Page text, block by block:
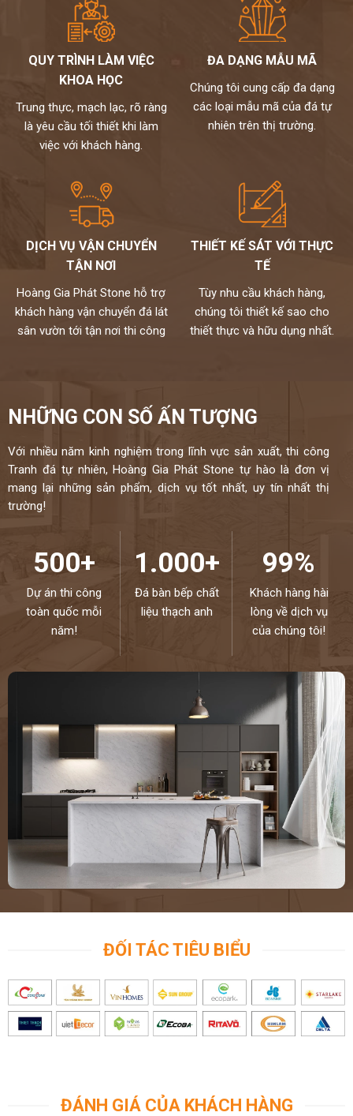
QUY TRÌNH LÀM VIỆC
KHOA HỌC
Trung thực, mạch lạc, rõ ràng
là yêu cầu tối thiết khi làm
việc với khách hàng.
ĐA DẠNG MẪU MÃ
Chúng tôi cung cấp đa dạng
các loại mẫu mã của đá tự
nhiên trên thị trường.
DỊCH VỤ VẬN CHUYỂN
TẬN NƠI
Hoàng Gia Phát Stone hỗ trợ
khách hàng vận chuyển đá lát
sân vườn tới tận nơi thi công
THIẾT KẾ SÁT VỚI THỰC
TẾ
Tùy nhu cầu khách hàng,
chúng tôi thiết kế sao cho
thiết thực và hữu dụng nhất.
NHỮNG CON SỐ ẤN TƯỢNG
Với nhiều năm kinh nghiệm trong lĩnh vực sản xuất, thi công
Tranh đá tự nhiên, Hoàng Gia Phát Stone tự hào là đơn vị
mang lại những sản phẩm, dịch vụ tốt nhất, uy tín nhất thị
trường!
500+
Dự án thi công
toàn quốc mỗi
năm!
1.000+
Đá bàn bếp chất
liệu thạch anh
99%
Khách hàng hài
lòng về dịch vụ
của chúng tôi!
ĐỐI TÁC TIÊU BIỂU
ĐÁNH GIÁ CỦA KHÁCH HÀNG